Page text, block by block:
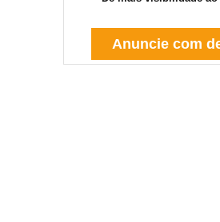
Anuncie com